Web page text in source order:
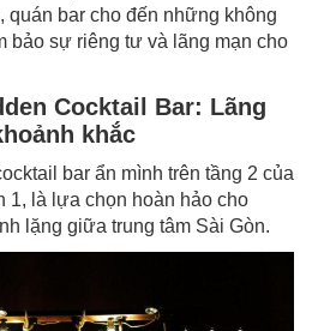
quán bar cho đến những không
bảo sự riêng tư và lãng mạn cho
Cocktail Bar: Lãng
khắc
bar ẩn mình trên tầng 2 của
1, là lựa chọn hoàn hảo cho
lặng giữa trung tâm Sài Gòn.